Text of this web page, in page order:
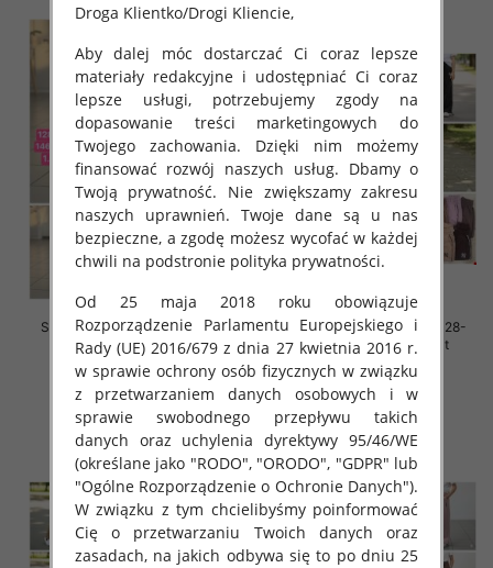
Spodnie dziewczęce Roz 128-
164, 1 kolor Paczka 7 szt
34.00 zł
szczegóły
Spodnie dziewczęce Roz 128-
164, 1 kolor Paczka 7 szt
33.00 zł
szczegóły
Droga Klientko/Drogi Kliencie,
Aby dalej móc dostarczać Ci coraz lepsze
materiały redakcyjne i udostępniać Ci coraz
lepsze usługi, potrzebujemy zgody na
dopasowanie treści marketingowych do
Twojego zachowania. Dzięki nim możemy
finansować rozwój naszych usług. Dbamy o
Twoją prywatność. Nie zwiększamy zakresu
naszych uprawnień. Twoje dane są u nas
bezpieczne, a zgodę możesz wycofać w każdej
chwili na podstronie polityka prywatności.
Od 25 maja 2018 roku obowiązuje
Rozporządzenie Parlamentu Europejskiego i
Rady (UE) 2016/679 z dnia 27 kwietnia 2016 r.
w sprawie ochrony osób fizycznych w związku
z przetwarzaniem danych osobowych i w
sprawie swobodnego przepływu takich
danych oraz uchylenia dyrektywy 95/46/WE
(określane jako "RODO", "ORODO", "GDPR" lub
"Ogólne Rozporządzenie o Ochronie Danych").
W związku z tym chcielibyśmy poinformować
Cię o przetwarzaniu Twoich danych oraz
zasadach, na jakich odbywa się to po dniu 25